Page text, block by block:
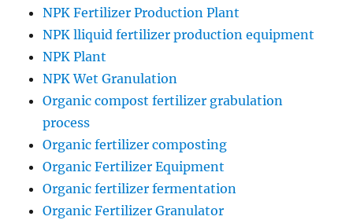
NPK Fertilizer Production Plant
NPK lliquid fertilizer production equipment
NPK Plant
NPK Wet Granulation
Organic compost fertilizer grabulation
process
Organic fertilizer composting
Organic Fertilizer Equipment
Organic fertilizer fermentation
Organic Fertilizer Granulator